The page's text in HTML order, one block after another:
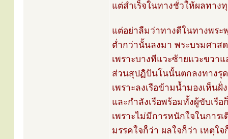
แต่สำเร็จในทางชั่วให้ผลทา
แต่อย่าลืมว่าทางดีในทางพร
ต่ำกว่านั้นลงมา พระบรมศาส
เพราะบางทีแวะซ้ายแวะขวา
ส่วนสุปฏิปันโนนั้นตกลงทางรุ
เพราะลงเรือข้ามน้ำมองเห็นฝั่
และกำลังเรือพร้อมทั้งผู้ขับเรื
เพราะไม่มีการหนักใจในการ
มรรคใจก็ว่า ผลใจก็ว่า เหตุใ